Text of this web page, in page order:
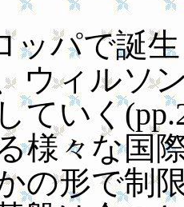
パで誕生
ウィルソ
ていく
様々な国
の形で制